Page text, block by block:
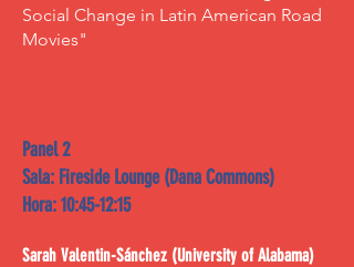
Social Change in Latin American Road
Movies"
Panel 2
Sala: Fireside Lounge (Dana Commons)
Hora: 10:45-12:15
Sarah Valentin-Sánchez (University of Alabama)